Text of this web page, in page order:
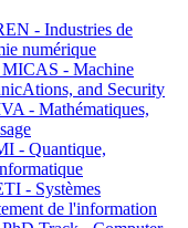
- Industries de
numérique
- Machine
and Security
- Mathématiques,
- Quantique,
- Systèmes
de l'information